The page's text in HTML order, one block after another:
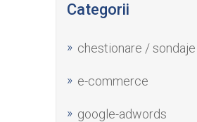
Categorii
chestionare / sondaje
e-commerce
google-adwords